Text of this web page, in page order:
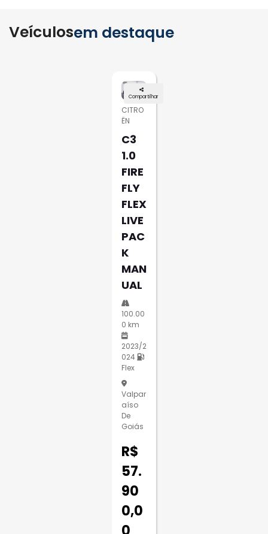
Veículosem destaque
Compartilhar
CITRO
ËN
C3
1.0
FIRE
FLY
FLEX
LIVE
PAC
K
MAN
UAL
100.00
0 km
2023/2
024
Flex
Valpar
Aíso
De
Goiás
R$
57.
90
0,0